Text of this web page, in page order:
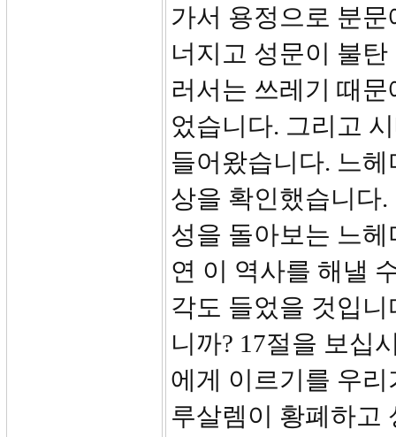
가서 용정으로 분
너지고 성문이 불
러서는 쓰레기 때
었습니다. 그리고
들어왔습니다. 느
상을 확인했습니다
성을 돌아보는 느
연 이 역사를 해낼
각도 들었을 것입
니까? 17절을 보십
에게 이르기를 우
루살렘이 황폐하고